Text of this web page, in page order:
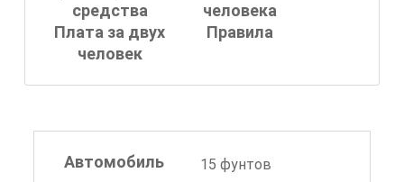
средства
человека
Плата за двух
человек
Правила
Автомобиль
15 фунтов